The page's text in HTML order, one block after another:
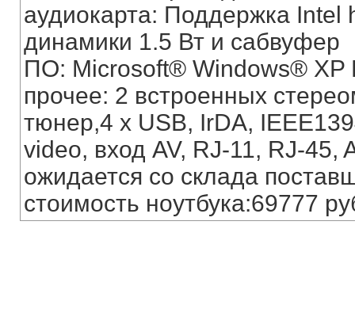
аудиокарта: Поддержка
динамики 1.5 Вт и сабвуфер
ПО: Microsoft® Windows® XP
прочее: 2 встроенных
тюнер,4 x USB, IrDA,
video, вход AV, RJ-11, RJ-45,
ожидается со склада
стоимость ноутбука:69777